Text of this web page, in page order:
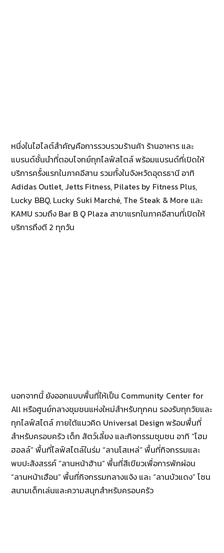
หนึ่งในไฮไลต์สำคัญคือการรวบรวมร้านค้า ร้านอาหาร และ
แบรนด์ชั้นนำที่ตอบโจทย์ทุกไลฟ์สไตล์ พร้อมแบรนด์ที่เปิดให้
บริการครั้งแรกในภาคอีสาน รวมทั้งในจังหวัดอุดรธานี อาทิ
Adidas Outlet, Jetts Fitness, Pilates by Fitness Plus,
Lucky BBQ, Lucky Suki Marché, The Steak & More และ
KAMU รวมถึง Bar B Q Plaza สาขาแรกในภาคอีสานที่เปิดให้
บริการถึงตี 2 ทุกวัน
นอกจากนี้ ยังออกแบบพื้นที่ให้เป็น Community Center for
All หรือศูนย์กลางชุมชนแห่งใหม่สำหรับทุกคน รองรับทุกวัยและ
ทุกไลฟ์สไตล์ ภายใต้แนวคิด Universal Design พร้อมพื้นที่
สำหรับครอบครัว เด็ก สัตว์เลี้ยง และกิจกรรมชุมชน อาทิ “โฮม
ฮอลล์” พื้นที่ไลฟ์สไตล์ในร่ม “ลานโสเหล่” พื้นที่กิจกรรมและ
พบปะสังสรรค์ “ลานหน้าฮ้าน” พื้นที่สีเขียวเพื่อการพักผ่อน
“ลานหน้าเฮือน” พื้นที่กิจกรรมกลางแจ้ง และ “ลานบัวแดง” โซน
สนามเด็กเล่นและความสนุกสำหรับครอบครัว